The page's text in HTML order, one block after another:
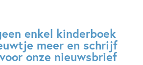
enkel kinderboek
meer en schrijf
onze nieuwsbrief